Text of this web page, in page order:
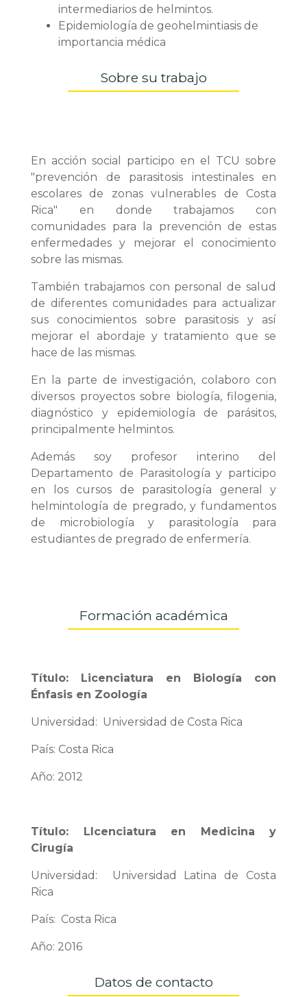
intermediarios de helmintos.
Epidemiología de geohelmintiasis de
importancia médica
Sobre su trabajo
En acción social participo en el TCU sobre
"prevención de parasitosis intestinales en
escolares de zonas vulnerables de Costa
Rica" en donde trabajamos con
comunidades para la prevención de estas
enfermedades y mejorar el conocimiento
sobre las mismas.
También trabajamos con personal de salud
de diferentes comunidades para actualizar
sus conocimientos sobre parasitosis y así
mejorar el abordaje y tratamiento que se
hace de las mismas.
En la parte de investigación, colaboro con
diversos proyectos sobre biología, filogenia,
diagnóstico y epidemiología de parásitos,
principalmente helmintos.
Además soy profesor interino del
Departamento de Parasitología y participo
en los cursos de parasitología general y
helmintología de pregrado, y fundamentos
de microbiología y parasitología para
estudiantes de pregrado de enfermería.
Formación académica
Título: Licenciatura en Biología con
Énfasis en Zoología
Universidad: Universidad de Costa Rica
País: Costa Rica
Año: 2012
Título: LIcenciatura en Medicina y
Cirugía
Universidad: Universidad Latina de Costa
Rica
País: Costa Rica
Año: 2016
Datos de contacto